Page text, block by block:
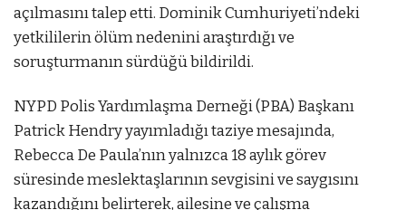
açılmasını talep etti. Dominik Cumhuriyeti’ndeki
yetkililerin ölüm nedenini araştırdığı ve
soruşturmanın sürdüğü bildirildi.
NYPD Polis Yardımlaşma Derneği (PBA) Başkanı
Patrick Hendry yayımladığı taziye mesajında,
Rebecca De Paula’nın yalnızca 18 aylık görev
süresinde meslektaşlarının sevgisini ve saygısını
kazandığını belirterek, ailesine ve çalışma